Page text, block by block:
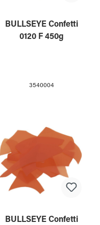
BULLSEYE Confetti
0120 F 450g
3540004
BULLSEYE Confetti